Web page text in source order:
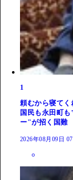
1
頼むから寝て
国民も永田町
ー"が招く国難
2026年08月09日